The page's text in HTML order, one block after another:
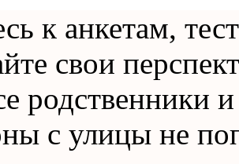
к анкетам,
свои
родственники
с улицы не